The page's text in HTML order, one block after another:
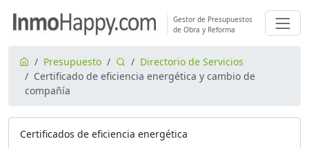
Gestor de Presupuestos
de Obra y Reforma
Presupuesto
Directorio de Servicios
Certificado de eficiencia energética y cambio de
compañía
Certificados de eficiencia energética